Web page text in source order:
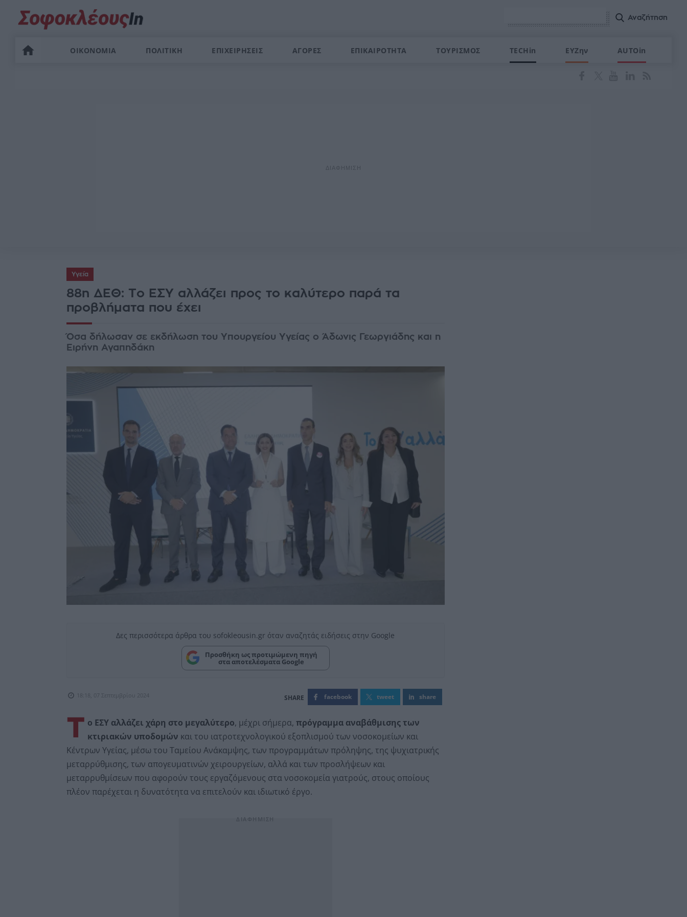
ΟΙΚΟΝΟΜΙΑ ΠΟΛΙΤΙΚΗ ΕΠΙΧΕΙΡΗΣΕΙΣ ΑΓΟΡΕΣ ΕΠΙΚΑΙΡΟΤΗΤΑ ΤΟΥΡΙΣΜΟΣ TECHin ΕΥΖην AUTOin
Υγεία
88η ΔΕΘ: Το ΕΣΥ αλλάζει προς το καλύτερο παρά τα
προβλήματα που έχει
Όσα δήλωσαν σε εκδήλωση του Υπουργείου Υγείας ο Άδωνις Γεωργιάδης και η
Ειρήνη Αγαπηδάκη
Δες περισσότερα άρθρα του sofokleousin.gr όταν αναζητάς ειδήσεις στην Google
Προσθήκη ως προτιμώμενη πηγή
στα αποτελέσματα Google
18:18, 07 Σεπτεμβρίου 2024 facebook tweet share
Τ ο ΕΣΥ αλλάζει χάρη στο μεγαλύτερο, μέχρι σήμερα, πρόγραμμα αναβάθμισης των
κτιριακών υποδομών και του ιατροτεχνολογικού εξοπλισμού των νοσοκομείων και
Κέντρων Υγείας, μέσω του Ταμείου Ανάκαμψης, των προγραμμάτων πρόληψης, της ψυχιατρικής
μεταρρύθμισης, των απογευματινών χειρουργείων, αλλά και των προσλήψεων και
μεταρρυθμίσεων που αφορούν τους εργαζόμενους στα νοσοκομεία γιατρούς, στους οποίους
πλέον παρέχεται η δυνατότητα να επιτελούν και ιδιωτικό έργο.